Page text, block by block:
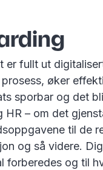
er fullt ut
øker
sporbar og det
– om det
til de
og så videre.
forberedes og til